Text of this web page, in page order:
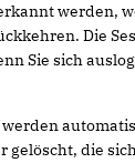
werden,
Die
Sie sich
gelöscht, die